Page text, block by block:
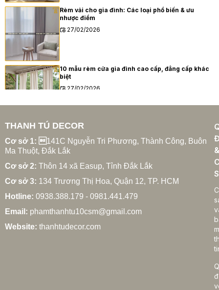
Rèm vải cho gia đình: Các loại phổ biến & ưu
nhược điểm
27/02/2026
10 mẫu rèm cửa gia đình cao cấp, đẳng cấp khác
biệt
27/02/2026
Xu hướng rèm cửa gia đình hiện đại năm 2025
27/02/2026
Cách chọn rèm cửa gia đình hợp phong thủy
27/02/2026
THANH TÚ DECOR
Cơ sở 1: 141C Nguyễn Tri Phương, Thành Công, Buôn
Ma Thuột, Đắk Lắk
Cơ sở 2: Thôn 14 xã Easup, Tỉnh Đắk Lắk
Cơ sở 3: 134 Trương Thị Hoa, Quận 12, TP. HCM
Hotline: 0938.388.179 - 0981.441.479
Email: phamthanhtu10csm@gmail.com
Website: thanhtudecor.com
&